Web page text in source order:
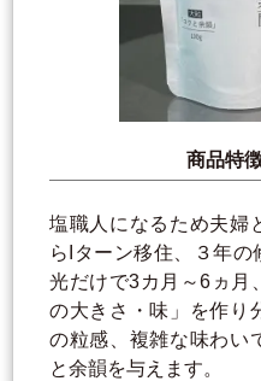
商品特
塩職人になるため夫婦
らIターン移住、３年
光だけで3カ月～6ヵ月
の大きさ・味」を作り
の粒感、複雑な味わい
と余韻を与えます。